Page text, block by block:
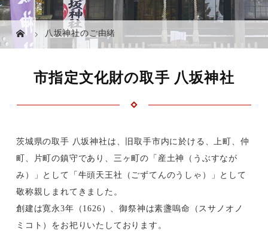
八坂神社のご由緒
市指定文化財の取手 八坂神社
茨城県の取手 八坂神社は、旧取手市内に於ける、上町、仲
町、片町の鎮守であり、三ヶ町の「産土神（うぶすなが
み）」として「牛頭天王社（ごずてんのうしゃ）」として
敬称親しまれてきました。
創建は寛永3年（1626）、御祭神は素盞嗚命（スサノオノ
ミコト）をお祀りいたしております。